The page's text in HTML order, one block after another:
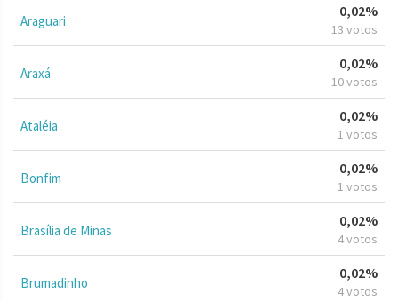
Araguari
0,02%
13 votos
Araxá
0,02%
10 votos
Ataléia
0,02%
1 votos
Bonfim
0,02%
1 votos
Brasília de Minas
0,02%
4 votos
Brumadinho
0,02%
4 votos